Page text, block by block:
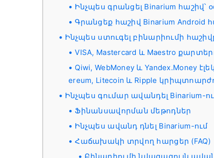
Ինչպես գրանցել Binarium հաշիվ՝
Գրանցեք հաշիվ Binarium Android
Ինչպես ստուգել բինարիումի
VISA, Mastercard և Maestro
Qiwi, WebMoney և Yandex.Money
ereum, Litecoin և Ripple
Ինչպես գումար ավանդել Binarium-
Ֆինանսավորման մեթոդներ
Ինչպես ավանդ դնել Binarium-ում
Հաճախակի տրվող հարցեր (FAQ)